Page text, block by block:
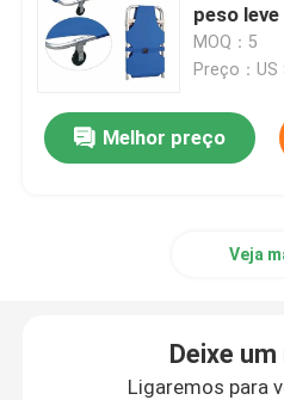
peso
da
MOQ：5
Preço：
Melhor preço
Veja
Deixe
Ligaremos para